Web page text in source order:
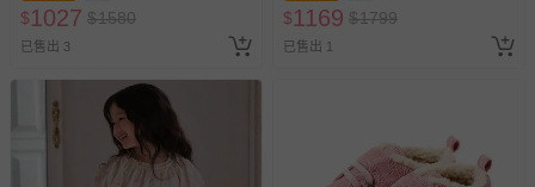
$1027 $1580
已售出 3
$1169 $1799
已售出 1